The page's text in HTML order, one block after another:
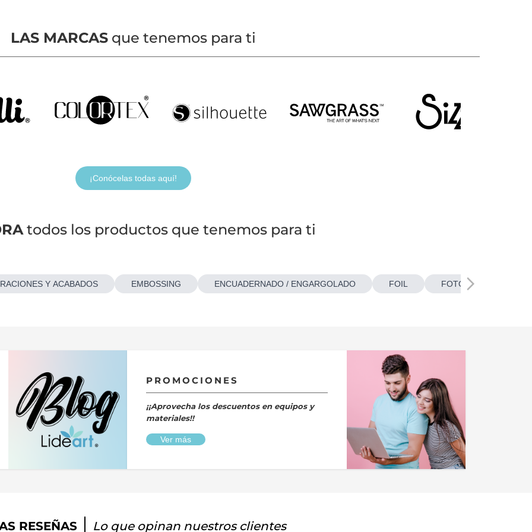
LAS MARCASque tenemos para ti
¡Conócelas todas aquí!
todos los productos que tenemos para ti
Y ACABADOS EMBOSSING ENCUADERNADO / ENGARGOLADO FOIL FOTOBOTONES
PROMOCIONES
¡¡Aprovecha los descuentos en equipos y
materiales!!
Ver más
RESEÑAS Lo que opinan nuestros clientes